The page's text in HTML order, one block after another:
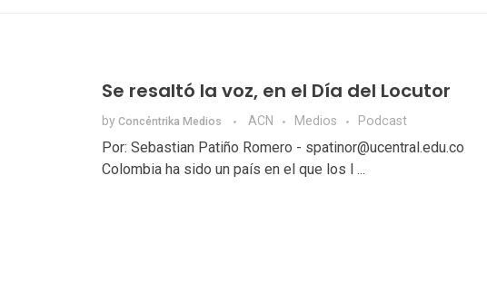
Se resaltó la voz, en el Día del Locutor
by Concéntrika Medios ACN Medios Podcast
Por: Sebastian Patiño Romero - spatinor@ucentral.edu.co
Colombia ha sido un país en el que los l ...